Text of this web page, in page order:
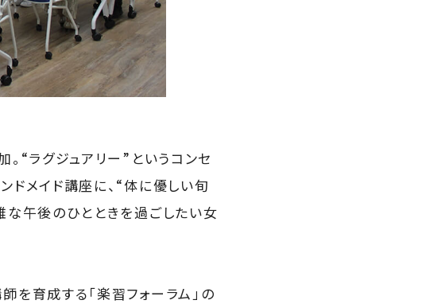
“ラグジュアリー”というコンセ
ドメイド講座に、“体に優しい旬
な午後のひとときを過ごしたい女
を育成する「楽習フォーラム」の